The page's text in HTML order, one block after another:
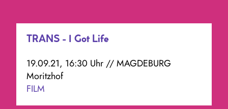
TRANS - I Got Life
19.09.21, 16:30 Uhr // MAGDEBURG
Moritzhof
FILM